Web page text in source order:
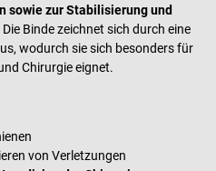
sowie zur Stabilisierung und
Die Binde zeichnet sich durch eine
wodurch sie sich besonders für
Chirurgie eignet.
von Verletzungen